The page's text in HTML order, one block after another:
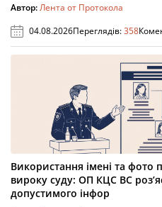
Автор:Лента от Протокола
04.08.2026Переглядів:358
Використання імені та фото
вироку суду: ОП КЦС ВС
допустимого інфор